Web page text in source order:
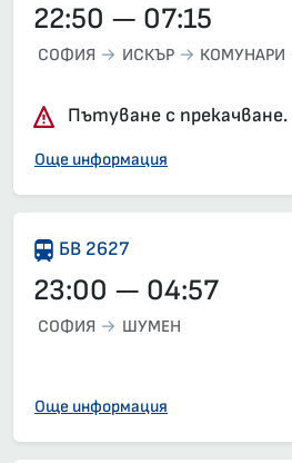
22:50 — 07:15
СОФИЯ ИСКЪР КОМУНАРИ
Пътуване с прекачване.
Още информация
БВ 2627
23:00 — 04:57
СОФИЯ ШУМЕН
Още информация